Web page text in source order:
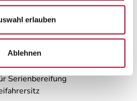
erlauben
Ablehnen
Bug und im Heck, schwarz
einstell- und beheizbar
in Lederausführung
lackiert
Sitzbezüge
Serienbereifung